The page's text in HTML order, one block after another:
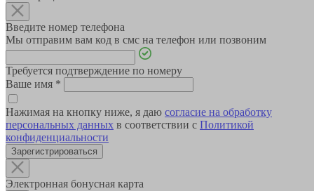
Введите номер телефона
Мы отправим вам код в смс на телефон или позвоним
Требуется подтверждение по номеру
Ваше имя *
Нажимая на кнопку ниже, я даю согласие на обработку
персональных данных в соответствии с Политикой
конфиденциальности
Зарегистрироваться
Электронная бонусная карта